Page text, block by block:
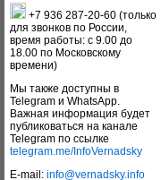
+7 936 287-20-60 (только
для звонков по России,
время работы: с 9.00 до
18.00 по Московскому
времени)
Мы также доступны в
Telegram и WhatsApp.
Важная информация будет
публиковаться на канале
Telegram по ссылке
telegram.me/InfoVernadsky
E-mail: info@vernadsky.info